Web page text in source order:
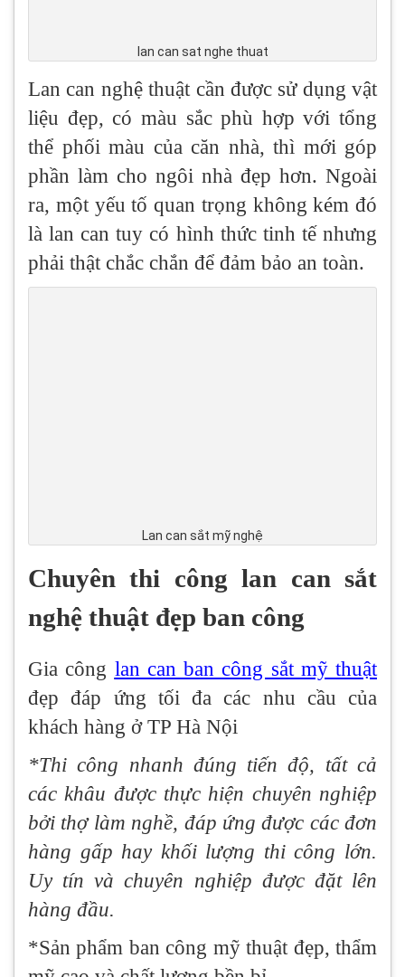
lan can sat nghe thuat
Lan can nghệ thuật cần được sử dụng vật
liệu đẹp, có màu sắc phù hợp với tổng
thể phối màu của căn nhà, thì mới góp
phần làm cho ngôi nhà đẹp hơn. Ngoài
ra, một yếu tố quan trọng không kém đó
là lan can tuy có hình thức tinh tế nhưng
phải thật chắc chắn để đảm bảo an toàn.
Lan can sắt mỹ nghệ
Chuyên thi công lan can sắt
nghệ thuật đẹp ban công
Gia công lan can ban công sắt mỹ thuật
đẹp đáp ứng tối đa các nhu cầu của
khách hàng ở TP Hà Nội
*Thi công nhanh đúng tiến độ, tất cả
các khâu được thực hiện chuyên nghiệp
bởi thợ làm nghề, đáp ứng được các đơn
hàng gấp hay khối lượng thi công lớn.
Uy tín và chuyên nghiệp được đặt lên
hàng đầu.
*Sản phẩm ban công mỹ thuật đẹp, thẩm